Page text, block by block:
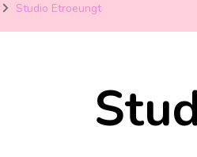
Studio Etroeungt